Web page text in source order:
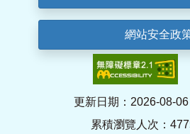
網站安全政
更新日期：2026-08-
累積瀏覽人次：